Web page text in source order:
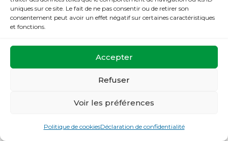
uniques sur ce site. Le fait de ne pas consentir ou de retirer son
consentement peut avoir un effet négatif sur certaines caractéristiques
et fonctions.
Accepter
Refuser
Voir les préférences
Politique de cookiesDéclaration de confidentialité
pas si large que Dieu ; l’enfer n’est
pas si vaste que l’amour. L’immense
Plus près de nous Jean XXIII, élu
pape en 1958 à l’âge de 77 ans, dont
on disait avec commisération qu’il ne
convoque le concile Vatican II,